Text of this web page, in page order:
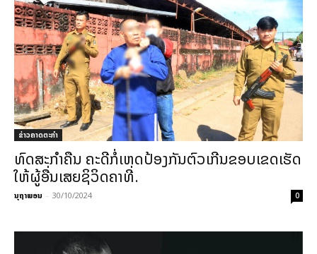
ຂ່າວຄາດຕະກຳ
ທົດສະກຳຄືນ ຄະດີກໍ່ເຫດປ້ອງກັນຕົວເກີນຂອບເຂດເຮັດ
ໃຫ້ຜູ້ອື່ນເສຍຊິວິດຄາທີ່.
ນຸຖາພອນ - 30/10/2024 0